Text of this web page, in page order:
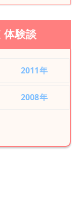
体験談
2011年
2008年